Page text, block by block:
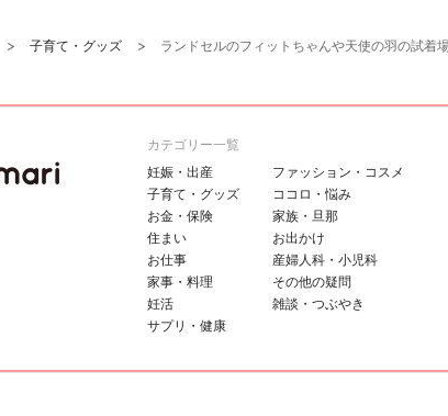
子育て・グッズ ランドセルのフィットちゃんや天使の羽の試着
カテゴリー一覧
妊娠・出産
子育て・グッズ
お金・保険
住まい
お仕事
家事・料理
妊活
サプリ・健康
ファッション・コスメ
ココロ・悩み
家族・旦那
お出かけ
産婦人科・小児科
その他の疑問
雑談・つぶやき